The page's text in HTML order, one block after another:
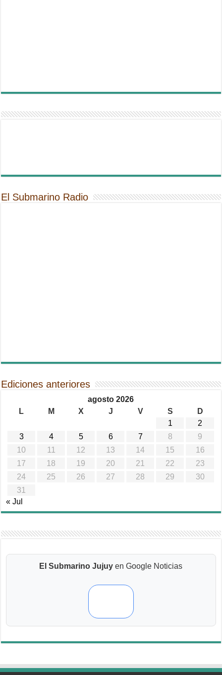
El Submarino Radio
Ediciones anteriores
agosto 2026
L
M X J V S
D
1
2
3
4 5 6 7 8
9
10
11 12 13 14 15
16
17
18 19 20 21 22
23
24
25 26 27 28 29
30
31
« Jul
El Submarino Jujuy en Google Noticias